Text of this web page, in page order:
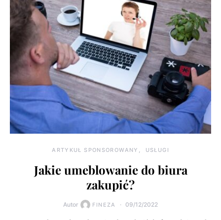
ARTYKUŁ SPONSOROWANY USŁUGI
Jakie umeblowanie do biura
zakupić?
Autor FINEZA 09/12/2022